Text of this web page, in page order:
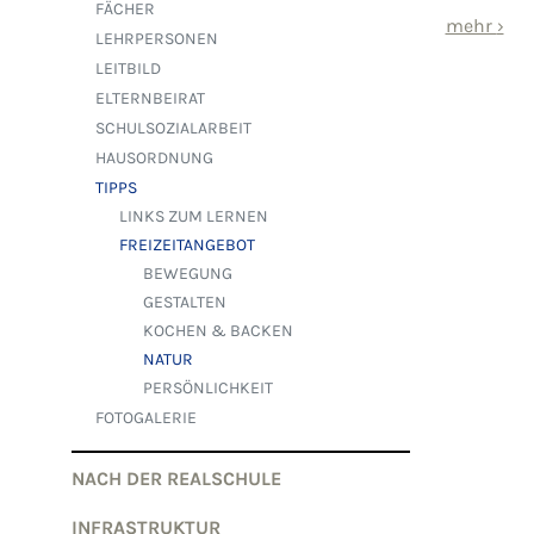
mehr ›
FÄCHER
LEHRPERSONEN
LEITBILD
ELTERNBEIRAT
SCHULSOZIALARBEIT
HAUSORDNUNG
TIPPS
LINKS ZUM LERNEN
FREIZEITANGEBOT
BEWEGUNG
GESTALTEN
KOCHEN & BACKEN
NATUR
PERSÖNLICHKEIT
FOTOGALERIE
NACH DER REALSCHULE
INFRASTRUKTUR